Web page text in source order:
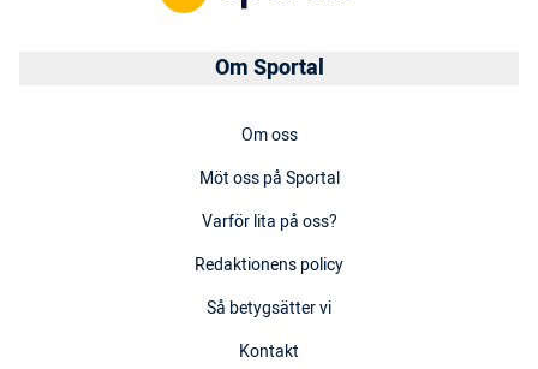
Om Sportal
Om oss
Möt oss på Sportal
Varför lita på oss?
Redaktionens policy
Så betygsätter vi
Kontakt